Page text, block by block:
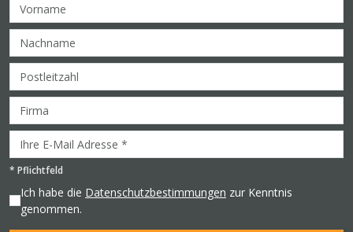
* Pflichtfeld
Ich habe die Datenschutzbestimmungen zur Kenntnis
genommen.